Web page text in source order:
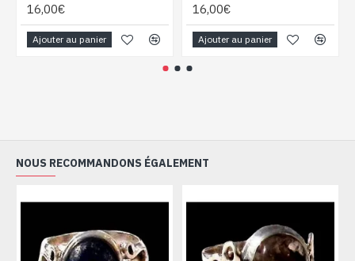
16,00€
Ajouter au panier
16,00€
Ajouter au panier
NOUS RECOMMANDONS ÉGALEMENT